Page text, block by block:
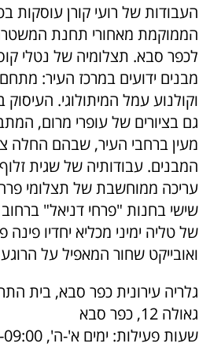
העבודות של רועי קורן
הממוקמת מאחורי תחנת
לכפר סבא. תצלומיה של נטלי
מבנים ידועים במרכז העיר:
וקולנוע עמל המיתולוגי.
גם בציורים של עופרי מרום,
מעין ברחבי העיר, שבהם החלה
המבנים. עבודותיה של שגית
עריכה ממוחשבת של תצלומי
שישי בחנות "פרחי דניאל"
של טליה ימיני מכליא יחדיו פינה
ואובייקט שחור המאפיל על הרוגע
גלריה עירונית כפר סבא, בית
גאולה 12, כפר סבא
שעות פעילות: ימים א'-ה', 21:00-09:00